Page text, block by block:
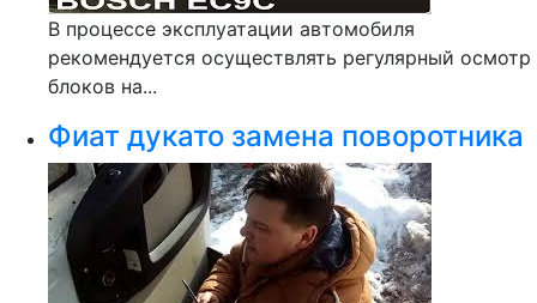
В процессе эксплуатации автомобиля
рекомендуется осуществлять регулярный осмотр
блоков на...
Фиат дукато замена поворотника